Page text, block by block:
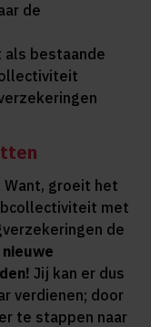
de
als bestaande
Want, groeit het
met
de
nieuwe
Jij kan er dus
verdienen; door
te stappen naar